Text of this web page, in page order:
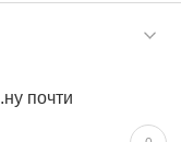
почти